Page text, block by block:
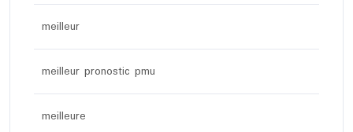
meilleur
meilleur pronostic pmu
meilleure